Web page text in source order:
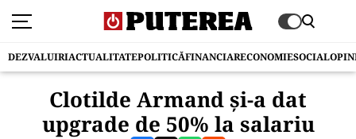
DEZVALUIRIACTUALITATEPOLITICĂFINANCIARECONOMIESOCIAL
Clotilde Armand și-a dat
upgrade de 50% la salariu